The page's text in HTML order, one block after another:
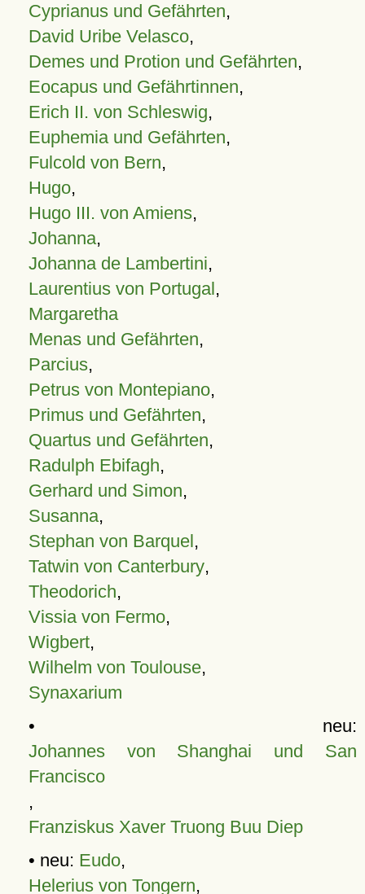
Cyprianus und Gefährten,
David Uribe Velasco,
Demes und Protion und Gefährten,
Eocapus und Gefährtinnen,
Erich II. von Schleswig,
Euphemia und Gefährten,
Fulcold von Bern,
Hugo,
Hugo III. von Amiens,
Johanna,
Johanna de Lambertini,
Laurentius von Portugal,
Margaretha
Menas und Gefährten,
Parcius,
Petrus von Montepiano,
Primus und Gefährten,
Quartus und Gefährten,
Radulph Ebifagh,
Gerhard und Simon,
Susanna,
Stephan von Barquel,
Tatwin von Canterbury,
Theodorich,
Vissia von Fermo,
Wigbert,
Wilhelm von Toulouse,
Synaxarium
• neu:
Johannes von Shanghai und San
Francisco
,
Franziskus Xaver Truong Buu Diep
• neu: Eudo,
Helerius von Tongern,